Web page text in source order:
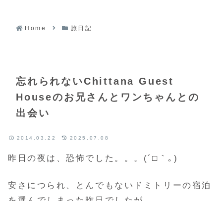
Home 旅日記
忘れられないChittana Guest
Houseのお兄さんとワンちゃんとの
出会い
2014.03.22 2025.07.08
昨日の夜は、恐怖でした。。。(´□｀｡)
安さにつられ、とんでもないドミトリーの宿泊